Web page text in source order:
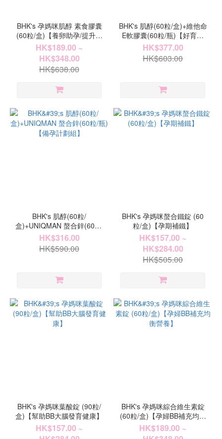
BHK's 孕媽咪肌醇 素食膠囊
(60粒/盒)【養卵助孕/提升受
孕率】
HK$189.00 ~
HK$348.00
HK$638.00
BHK's 肌醇(60粒/盒)+維他命
E軟膠囊(60粒/瓶)【好育助
攻】
HK$377.00
HK$603.00
BHK's 肌醇(60粒/
盒)+UNIQMAN 螯合鋅(60粒/
瓶)【備孕計劃組】
HK$316.00
HK$590.00
BHK's 孕媽咪螯合鐵錠 (60
粒/盒)【孕期補鐵】
HK$157.00 ~
HK$284.00
HK$505.00
BHK's 孕媽咪葉酸錠 (90粒/
盒)【幫助BB大腦發育健康】
HK$157.00 ~
BHK's 孕媽咪綜合維生素錠
(60粒/盒)【孕婦BB補充均衡
營養】
HK$189.00 ~